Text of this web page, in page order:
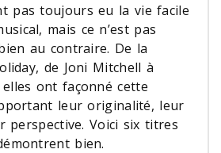
pas toujours eu la vie facile
mais ce n’est pas
au contraire. De la
de Joni Mitchell à
ont façonné cette
leur originalité, leur
perspective. Voici six titres
bien.